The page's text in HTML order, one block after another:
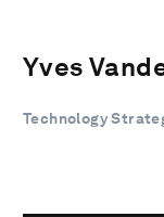
Yves
Technology